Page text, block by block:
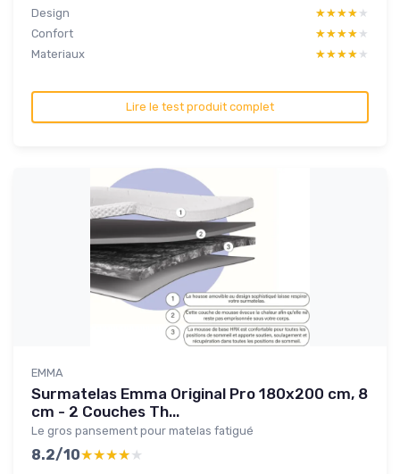
Design
★★★★★
★★★★★
Confort
★★★★★
★★★★★
Materiaux
★★★★★
★★★★★
Lire le test produit complet
EMMA
Surmatelas Emma Original Pro 180x200 cm, 8
cm - 2 Couches Th...
Le gros pansement pour matelas fatigué
8.2/10★★★★★
★★★★★